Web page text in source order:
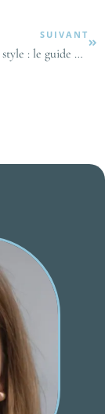
SUIVANT
dévoilez votre style : le guide ultime pour les femmes audacieuses